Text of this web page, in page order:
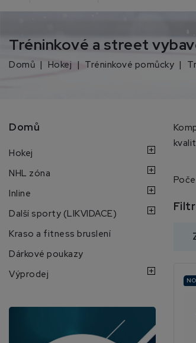
Tréninkové a street
Domů Hokej Tréninkové pomůcky
Domů
Hokej
NHL zóna
Inline
Další sporty (LIKVIDACE)
Kraso a fitness bruslení
Dárkové poukazy
Výprodej